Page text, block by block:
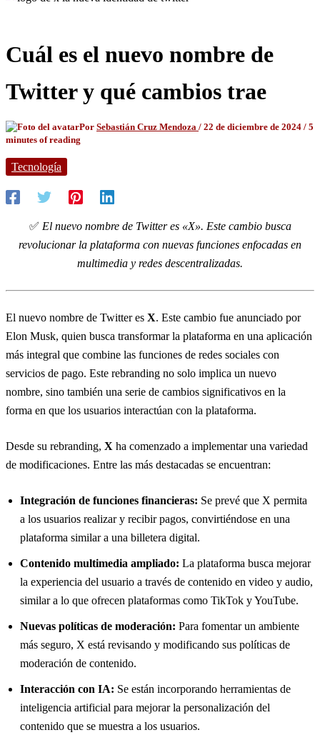
Cuál es el nuevo nombre de
Twitter y qué cambios trae
Por Sebastián Cruz Mendoza / 22 de diciembre de 2024 / 5
minutes of reading
Tecnología
✅ El nuevo nombre de Twitter es «X». Este cambio busca
revolucionar la plataforma con nuevas funciones enfocadas en
multimedia y redes descentralizadas.
El nuevo nombre de Twitter es X. Este cambio fue anunciado por
Elon Musk, quien busca transformar la plataforma en una aplicación
más integral que combine las funciones de redes sociales con
servicios de pago. Este rebranding no solo implica un nuevo
nombre, sino también una serie de cambios significativos en la
forma en que los usuarios interactúan con la plataforma.
Desde su rebranding, X ha comenzado a implementar una variedad
de modificaciones. Entre las más destacadas se encuentran:
Integración de funciones financieras: Se prevé que X permita
a los usuarios realizar y recibir pagos, convirtiéndose en una
plataforma similar a una billetera digital.
Contenido multimedia ampliado: La plataforma busca mejorar
la experiencia del usuario a través de contenido en video y audio,
similar a lo que ofrecen plataformas como TikTok y YouTube.
Nuevas políticas de moderación: Para fomentar un ambiente
más seguro, X está revisando y modificando sus políticas de
moderación de contenido.
Interacción con IA: Se están incorporando herramientas de
inteligencia artificial para mejorar la personalización del
contenido que se muestra a los usuarios.